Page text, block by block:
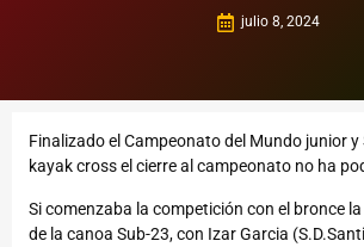
julio 8, 2024
Finalizado el Campeonato del Mundo junior y
kayak cross el cierre al campeonato no ha
Si comenzaba la competición con el bronce
de la canoa Sub-23, con Izar Garcia